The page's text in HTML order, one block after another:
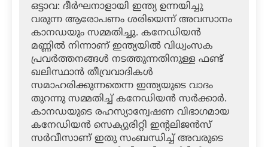
ഒട്ടാവ: ദീര്‍ഘനാളായി ഇന്ത്യ ഉന്നയിച്ചു
വരുന്ന ആരോപണം ശരിയെന്ന് അവസാനം
കാനഡയും സമ്മതിച്ചു. കനേഡിയന്‍
മണ്ണില്‍ നിന്നാണ് ഇന്ത്യയില്‍ വിധ്വംസക
പ്രവര്‍ത്തനങ്ങള്‍ നടത്തുന്നതിനുള്ള ഫണ്ട്
ഖലിസ്ഥാന്‍ തീവ്രവാദികള്‍
സമാഹരിക്കുന്നതെന്ന ഇന്ത്യയുടെ വാദം
തുറന്നു സമ്മതിച്ച് കനേഡിയന്‍ സര്‍ക്കാര്‍.
കാനഡയുടെ രഹസ്യാന്വേഷണ വിഭാഗമായ
കനേഡിയന്‍ സെക്യുരിറ്റി ഇന്റലിജന്‍സ്
സര്‍വീസാണ് ഇതു സംബന്ധിച്ച് അവരുടെ